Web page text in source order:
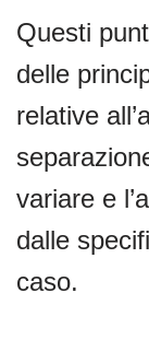
Questi
delle
relative
variare e
dalle
caso.